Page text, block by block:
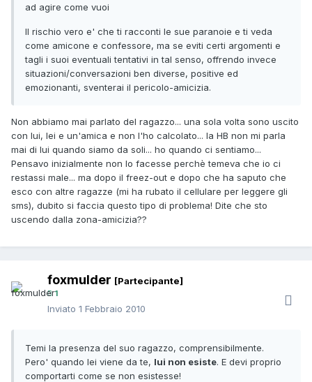
ad agire come vuoi
Il rischio vero e' che ti racconti le sue paranoie e ti veda
come amicone e confessore, ma se eviti certi argomenti e
tagli i suoi eventuali tentativi in tal senso, offrendo invece
situazioni/conversazioni ben diverse, positive ed
emozionanti, sventerai il pericolo-amicizia.
Non abbiamo mai parlato del ragazzo... una sola volta sono uscito
con lui, lei e un'amica e non l'ho calcolato... la HB non mi parla
mai di lui quando siamo da soli... ho quando ci sentiamo...
Pensavo inizialmente non lo facesse perchè temeva che io ci
restassi male... ma dopo il freez-out e dopo che ha saputo che
esco con altre ragazze (mi ha rubato il cellulare per leggere gli
sms), dubito si faccia questo tipo di problema! Dite che sto
uscendo dalla zona-amicizia??
foxmulder [Partecipante]
1
Inviato 1 Febbraio 2010
Temi la presenza del suo ragazzo, comprensibilmente.
Pero' quando lei viene da te, lui non esiste. E devi proprio
comportarti come se non esistesse!